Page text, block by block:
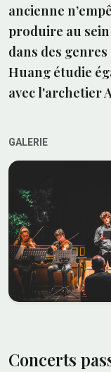
ancienne
produire au
dans des
Huang étudie
avec l'archetier
GALERIE
Concerts